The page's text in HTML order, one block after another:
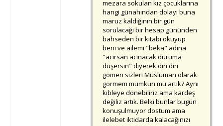
mezara sokulan kız çocuklarına
hangi günahından dolayı buna
maruz kaldığının bir gün
sorulacağı bir hesap gününden
bahseden bir kitabı okuyup
beni ve ailemi "beka" adına
"acırsan acınacak duruma
düşersin" diyerek diri diri
gömen sizleri Müslüman olarak
görmem mümkün mü artık? Aynı
kıbleye dönebiliriz ama kardeş
değiliz artık. Belki bunlar bugün
konuşulmuyor dostum ama
ilelebet iktidarda kalacağınızı